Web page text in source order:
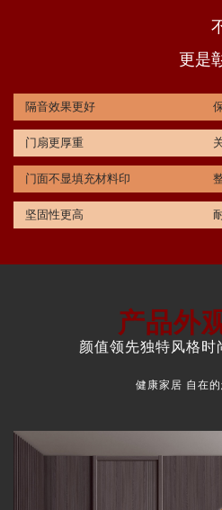
更是
隔音效果更好
门扇更厚重
门面不显填充材料印
坚固性更高
产品外
颜值领先独特风格时
健康家居 自在